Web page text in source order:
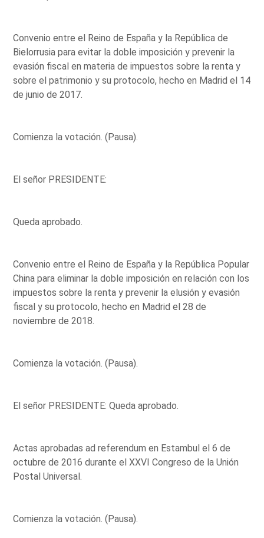
Convenio entre el Reino de España y la República de
Bielorrusia para evitar la doble imposición y prevenir la
evasión fiscal en materia de impuestos sobre la renta y
sobre el patrimonio y su protocolo, hecho en Madrid el 14
de junio de 2017.
Comienza la votación. (Pausa).
El señor PRESIDENTE:
Queda aprobado.
Convenio entre el Reino de España y la República Popular
China para eliminar la doble imposición en relación con los
impuestos sobre la renta y prevenir la elusión y evasión
fiscal y su protocolo, hecho en Madrid el 28 de
noviembre de 2018.
Comienza la votación. (Pausa).
El señor PRESIDENTE: Queda aprobado.
Actas aprobadas ad referendum en Estambul el 6 de
octubre de 2016 durante el XXVI Congreso de la Unión
Postal Universal.
Comienza la votación. (Pausa).